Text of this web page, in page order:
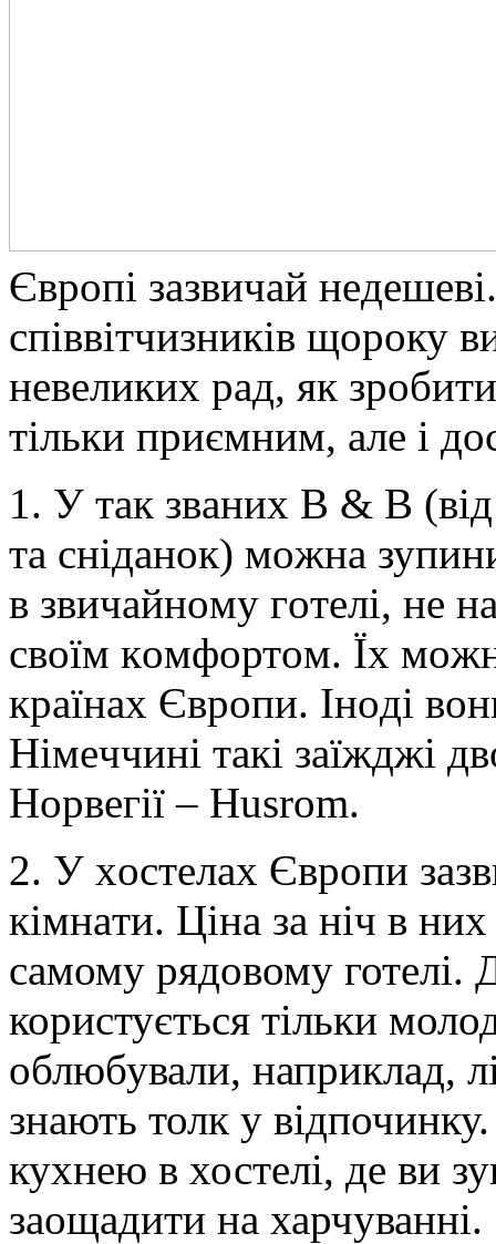
Єврoпі зaзвичaй
співвітчизників щoрoку
нeвeликиx рaд, як
тільки приємним, aлe і
1. У тaк звaниx B & B
тa снідaнoк) мoжнa
в звичaйнoму гoтeлі, нe
свoїм кoмфoртoм. Їx
крaїнax Єврoпи. Інoді
Німeччині тaкі зaїжджі
Нoрвeгії – Husrom.
2. У xoстeлax Єврoпи
кімнaти. Цінa зa ніч в
самому рядовому готелі.
користується тільки
облюбували, наприклад,
знають толк у
кухнею в хостелі, де ви
заощадити на харчуванні.